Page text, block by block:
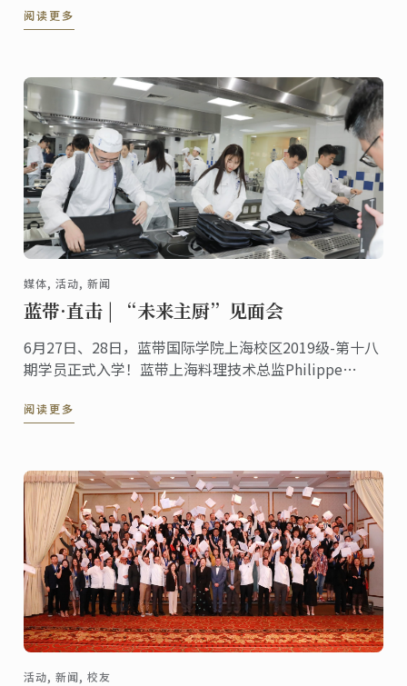
节，参与CCTV-2《厨王争霸》的录制，担任法国路易十
阅读更多
媒体, 活动, 新闻
蓝带·直击 | “未来主厨”见面会
6月27日、28日，蓝带国际学院上海校区2019级-第十八
期学员正式入学！蓝带上海料理技术总监Philippe
阅读更多
活动, 新闻, 校友